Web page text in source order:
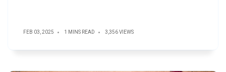
FEB 03, 2025 1 MINS READ 3,356 VIEWS